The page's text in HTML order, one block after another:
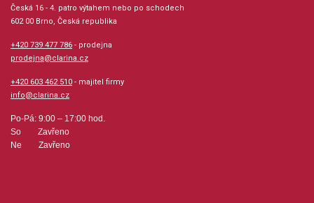
Počet skladeb: 14
Počet stran: 31
hudební úprava: melodie
Obsazení: solo
Česká 16 - 4. patro výtahem nebo po schodech
602 00 Brno, Česká republika
+420 739 477 786 - prodejna
prodejna@clarina.cz
+420 603 462 510 - majitel firmy
info@clarina.cz
Po-Pá: 9:00 – 17:00 hod.
So Zavřeno
Ne Zavřeno